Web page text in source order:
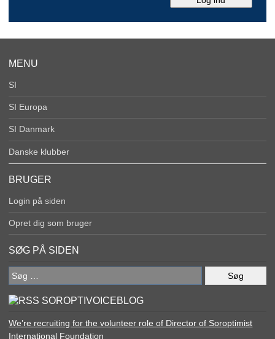
MENU
SI
SI Europa
SI Danmark
Danske klubber
BRUGER
Login på siden
Opret dig som bruger
SØG PÅ SIDEN
Søg
efter:
SOROPTIVOICEBLOG
We’re recruiting for the volunteer role of Director of Soroptimist
International Foundation